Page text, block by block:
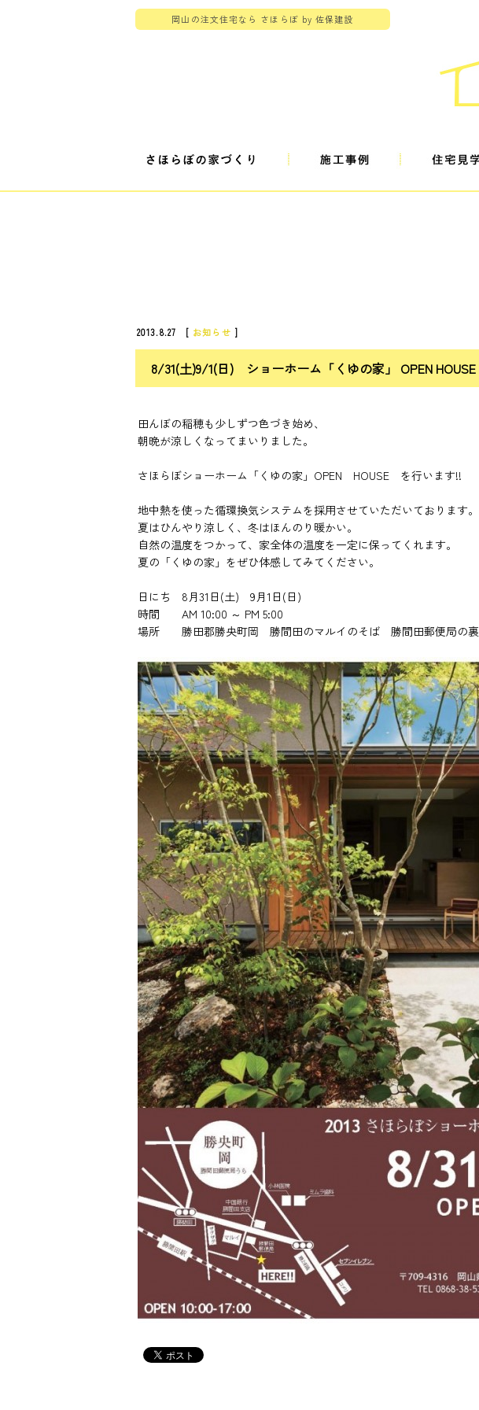
岡山の注文住宅なら さほらぼ by 佐保建設
2013.8.27 [ お知らせ ]
8/31(土)9/1(日) ショーホーム「くゆの家」 OPEN HOUSE
田んぼの稲穂も少しずつ色づき始め、
朝晩が涼しくなってまいりました。
さほらぼショーホーム「くゆの家」OPEN HOUSE を行います!!
地中熱を使った循環換気システムを採用させていただいております。
夏はひんやり涼しく、冬はほんのり暖かい。
自然の温度をつかって、家全体の温度を一定に保ってくれます。
夏の「くゆの家」をぜひ体感してみてください。
日にち 8月31日(土) 9月1日(日)
時間 AM 10:00 ～ PM 5:00
場所 勝田郡勝央町岡 勝間田のマルイのそば 勝間田郵便局の裏